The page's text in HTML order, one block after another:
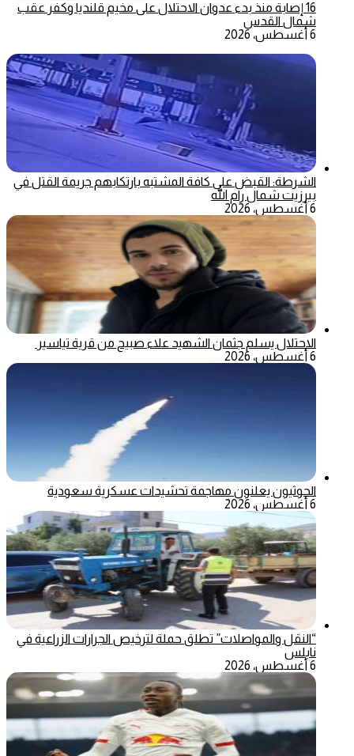
16 إصابة منذ بدء عدوان الاحتلال على مخيم قلنديا وكفر عقب
شمال القدس
6 أغسطس، 2026
الشرطة: القبض على كافة المشتبه بارتكابهم جريمة القتل في
بيرزيت شمال رام الله
6 أغسطس، 2026
الاحتلال يسلم جثمان الشهيد علاء صبيح من قرية تياسير
6 أغسطس، 2026
الحوثيون يعلنون مهاجمة تحشيدات عسكرية سعودية
6 أغسطس، 2026
“النقل والمواصلات” تطلق حملة لترخيص الجرارات الزراعية في
نابلس
6 أغسطس، 2026